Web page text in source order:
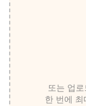
또는 업
한 번에 최